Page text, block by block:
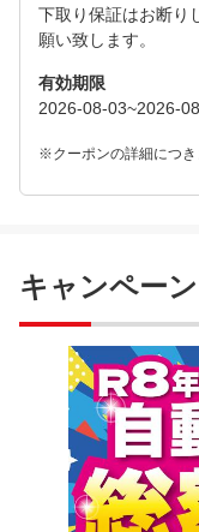
下取り保証はお断り
願い致します。
有効期限
2026-08-03~2026-
※クーポンの詳細につき
キャンペーン